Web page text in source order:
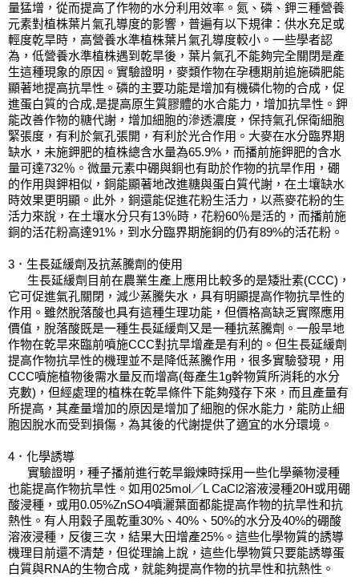
量猛增，從而提高了作物的水分利用效率。氮、磷、鉀三種營養
元素對植株葉片氣孔導度的影響，普遍有以下規律：供水充足或
輕度乾旱時，高營養水準植株葉片氣孔導度較小。一些學者認
為，低營養水準植株遇到乾旱後，葉片氣孔不能夠完全關閉是產
生這種現象的原因。實驗證明，麥類作物在孕穗期前追施磷肥能
顯著地提高抗旱性。磷的主要功能是增加有機磷化物的合成，促
進蛋白質的合成,是提高原生質膠體的水合能力，增加抗旱性。鉀
能改善作物的糖代謝，增加細胞的滲透濃度，保持氣孔保衛細胞
緊張度，有利於氣孔張開，有利於光合作用。大麥在水分臨界期
缺水，未施鉀肥的植株總含水量為65.9%，而播前施鉀肥的含水
量可達732％。微量元素中硼與銅也有助於作物的抗旱作用，硼
的作用與鉀相似，銅能顯著地改進糖與蛋白質代謝，在土壤缺水
時效果更明顯。此外，銅還能促進花粉生活力，以燕麥花粉的生
活力來說，在土壤水分只有13％時，花粉60％是活的，而播前施
銅的活花粉高達91%，到水分臨界期施銅的仍有89%的活花粉。
3．生長延緩劑及抗蒸騰劑的使用
它可促進氣孔關閉，減少蒸騰失水，具有明顯提高作物抗旱性的
作用。雖然脫落酸也具有這種生理功能，但價格高缺乏實際應用
價值，脫落酸既是一種生長延緩劑又是一種抗蒸騰劑。一般旱地
作物在乾旱來臨前噴施CCC對抗旱增產是有利的。但生長延緩劑
提高作物抗旱性的機理並不是降低蒸騰作用，很多實驗發現，用
CCC噴施植物後需水量反而增高(每產生1g幹物質所消耗的水分
克數)，但經處理的植株在乾旱條件下能夠殘存下來，而且產量有
所提高，其產量增加的原因是增加了細胞的保水能力，能防止細
胞因脫水而受到損傷，為其後的代謝提供了適宜的水分環境。
4．化學誘導
也能提高作物抗旱性。如用025mol／L CaCl2溶液浸種20H或用硼
酸浸種，或用0.05%ZnSO4噴灑葉面都能提高作物的抗旱性和抗
熱性。有人用穀子風乾重30%、40%、50%的水分及40%的硼酸
溶液浸種，反復三次，結果大田增產25%。這些化學物質的誘導
機理目前還不清楚，但從理論上說，這些化學物質只要能誘導蛋
白質與RNA的生物合成，就能夠提高作物的抗旱性和抗熱性。